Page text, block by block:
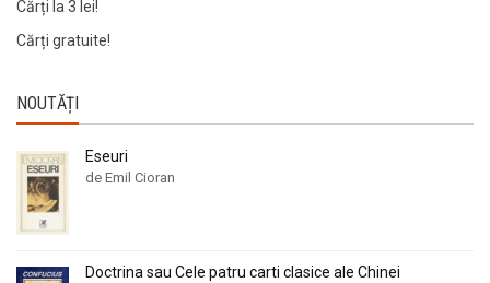
Cărți la 3 lei!
Cărți gratuite!
NOUTĂȚI
Eseuri
de Emil Cioran
Doctrina sau Cele patru carti clasice ale Chinei